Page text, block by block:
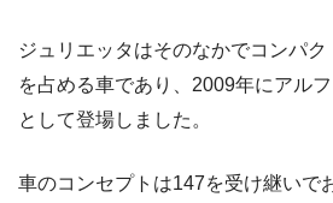
ジュリエッタはそのなかでコンパ
を占める車であり、2009年にアル
として登場しました。
車のコンセプトは147を受け継いで